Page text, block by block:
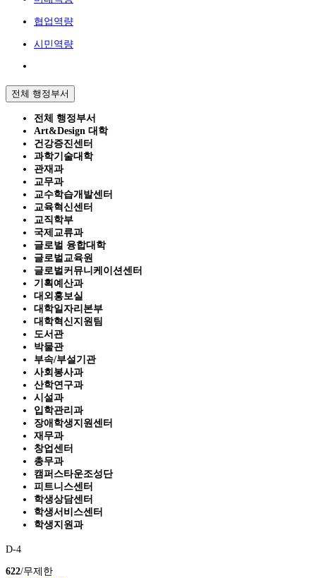
협업역량
시민역량
전체 행정부서
전체 행정부서
Art&Design 대학
건강증진센터
과학기술대학
관재과
교무과
교수학습개발센터
교육혁신센터
교직학부
국제교류과
글로벌 융합대학
글로벌교육원
글로벌커뮤니케이션센터
기획예산과
대외홍보실
대학일자리본부
대학혁신지원팀
도서관
박물관
부속/부설기관
사회봉사과
산학연구과
시설과
입학관리과
장애학생지원센터
재무과
창업센터
총무과
캠퍼스타운조성단
피트니스센터
학생상담센터
학생서비스센터
학생지원과
D-4
622/무제한